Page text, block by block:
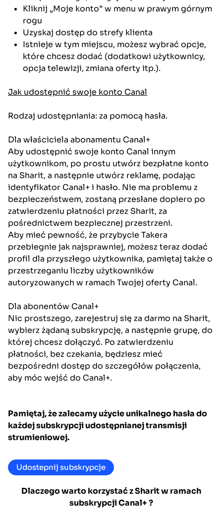
Kliknij „Moje konto” w menu w prawym górnym
rogu
Uzyskaj dostęp do strefy klienta
Istnieje w tym miejscu, możesz wybrać opcje,
które chcesz dodać (dodatkowi użytkownicy,
opcja telewizji, zmiana oferty itp.).
Jak udostępnić swoje konto Canal
Rodzaj udostępniania: za pomocą hasła.
Dla właściciela abonamentu Canal+
Aby udostępnić swoje konto Canal innym
użytkownikom, po prostu utwórz bezpłatne konto
na Sharit, a następnie utwórz reklamę, podając
identyfikator Canal+ i hasło. Nie ma problemu z
bezpieczeństwem, zostaną przesłane dopiero po
zatwierdzeniu płatności przez Sharit, za
pośrednictwem bezpiecznej przestrzeni.
Aby mieć pewność, że przybycie Takera
przebiegnie jak najsprawniej, możesz teraz dodać
profil dla przyszłego użytkownika, pamiętaj także o
przestrzeganiu liczby użytkowników
autoryzowanych w ramach Twojej oferty Canal.
Dla abonentów Canal+
Nic prostszego, zarejestruj się za darmo na Sharit,
wybierz żądaną subskrypcję, a następnie grupę, do
której chcesz dołączyć. Po zatwierdzeniu
płatności, bez czekania, będziesz mieć
bezpośredni dostęp do szczegółów połączenia,
aby móc wejść do Canal+.
Pamiętaj, że zalecamy użycie unikalnego hasła do
każdej subskrypcji udostępnianej transmisji
strumieniowej.
Udostepnij subskrypcje
Dlaczego warto korzystać z Sharit w ramach
subskrypcjiCanal+?